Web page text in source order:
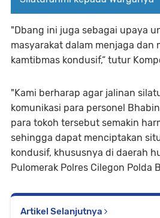
"Dbang ini juga sebagai upaya
masyarakat dalam menjaga dan
kamtibmas kondusif,“ tutur
"Kami berharap agar jalinan
komunikasi para personel
para tokoh tersebut semakin
sehingga dapat menciptakan
kondusif, khususnya di daerah
Pulomerak Polres Cilegon Polda
Artikel Selanjutnya